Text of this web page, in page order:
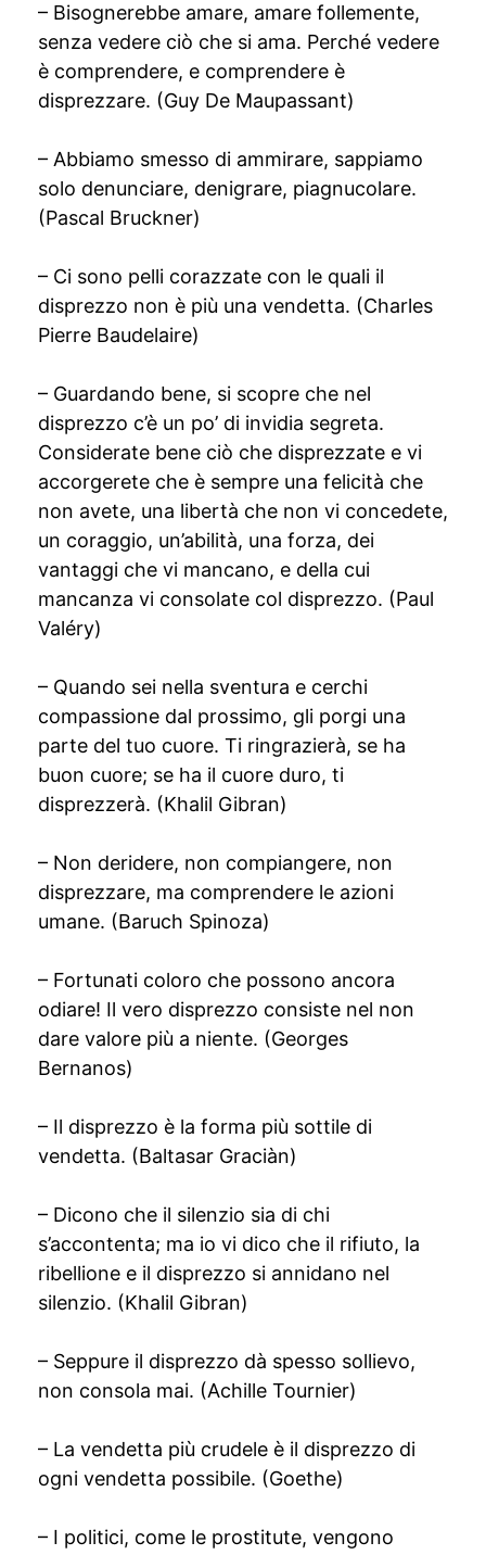
– Bisognerebbe amare, amare follemente,
senza vedere ciò che si ama. Perché vedere
è comprendere, e comprendere è
disprezzare. (Guy De Maupassant)
– Abbiamo smesso di ammirare, sappiamo
solo denunciare, denigrare, piagnucolare.
(Pascal Bruckner)
– Ci sono pelli corazzate con le quali il
disprezzo non è più una vendetta. (Charles
Pierre Baudelaire)
– Guardando bene, si scopre che nel
disprezzo c’è un po’ di invidia segreta.
Considerate bene ciò che disprezzate e vi
accorgerete che è sempre una felicità che
non avete, una libertà che non vi concedete,
un coraggio, un’abilità, una forza, dei
vantaggi che vi mancano, e della cui
mancanza vi consolate col disprezzo. (Paul
Valéry)
– Quando sei nella sventura e cerchi
compassione dal prossimo, gli porgi una
parte del tuo cuore. Ti ringrazierà, se ha
buon cuore; se ha il cuore duro, ti
disprezzerà. (Khalil Gibran)
– Non deridere, non compiangere, non
disprezzare, ma comprendere le azioni
umane. (Baruch Spinoza)
– Fortunati coloro che possono ancora
odiare! Il vero disprezzo consiste nel non
dare valore più a niente. (Georges
Bernanos)
– Il disprezzo è la forma più sottile di
vendetta. (Baltasar Graciàn)
– Dicono che il silenzio sia di chi
s’accontenta; ma io vi dico che il rifiuto, la
ribellione e il disprezzo si annidano nel
silenzio. (Khalil Gibran)
– Seppure il disprezzo dà spesso sollievo,
non consola mai. (Achille Tournier)
– La vendetta più crudele è il disprezzo di
ogni vendetta possibile. (Goethe)
– I politici, come le prostitute, vengono